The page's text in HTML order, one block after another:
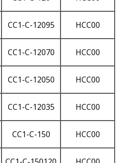
CC1-C-12095 HCC00
CC1-C-12070 HCC00
CC1-C-12050 HCC00
CC1-C-12035 HCC00
CC1-C-150 HCC00